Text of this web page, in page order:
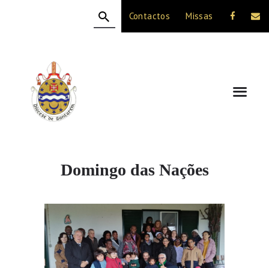
Contactos Missas
Domingo das Nações
A DIOCESE
CELEBRAÇÃO
VIDA CRISTÃ
NOTÍCIAS